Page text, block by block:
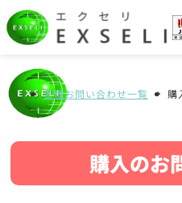
各種お問い合わせ一覧 購
購入のお